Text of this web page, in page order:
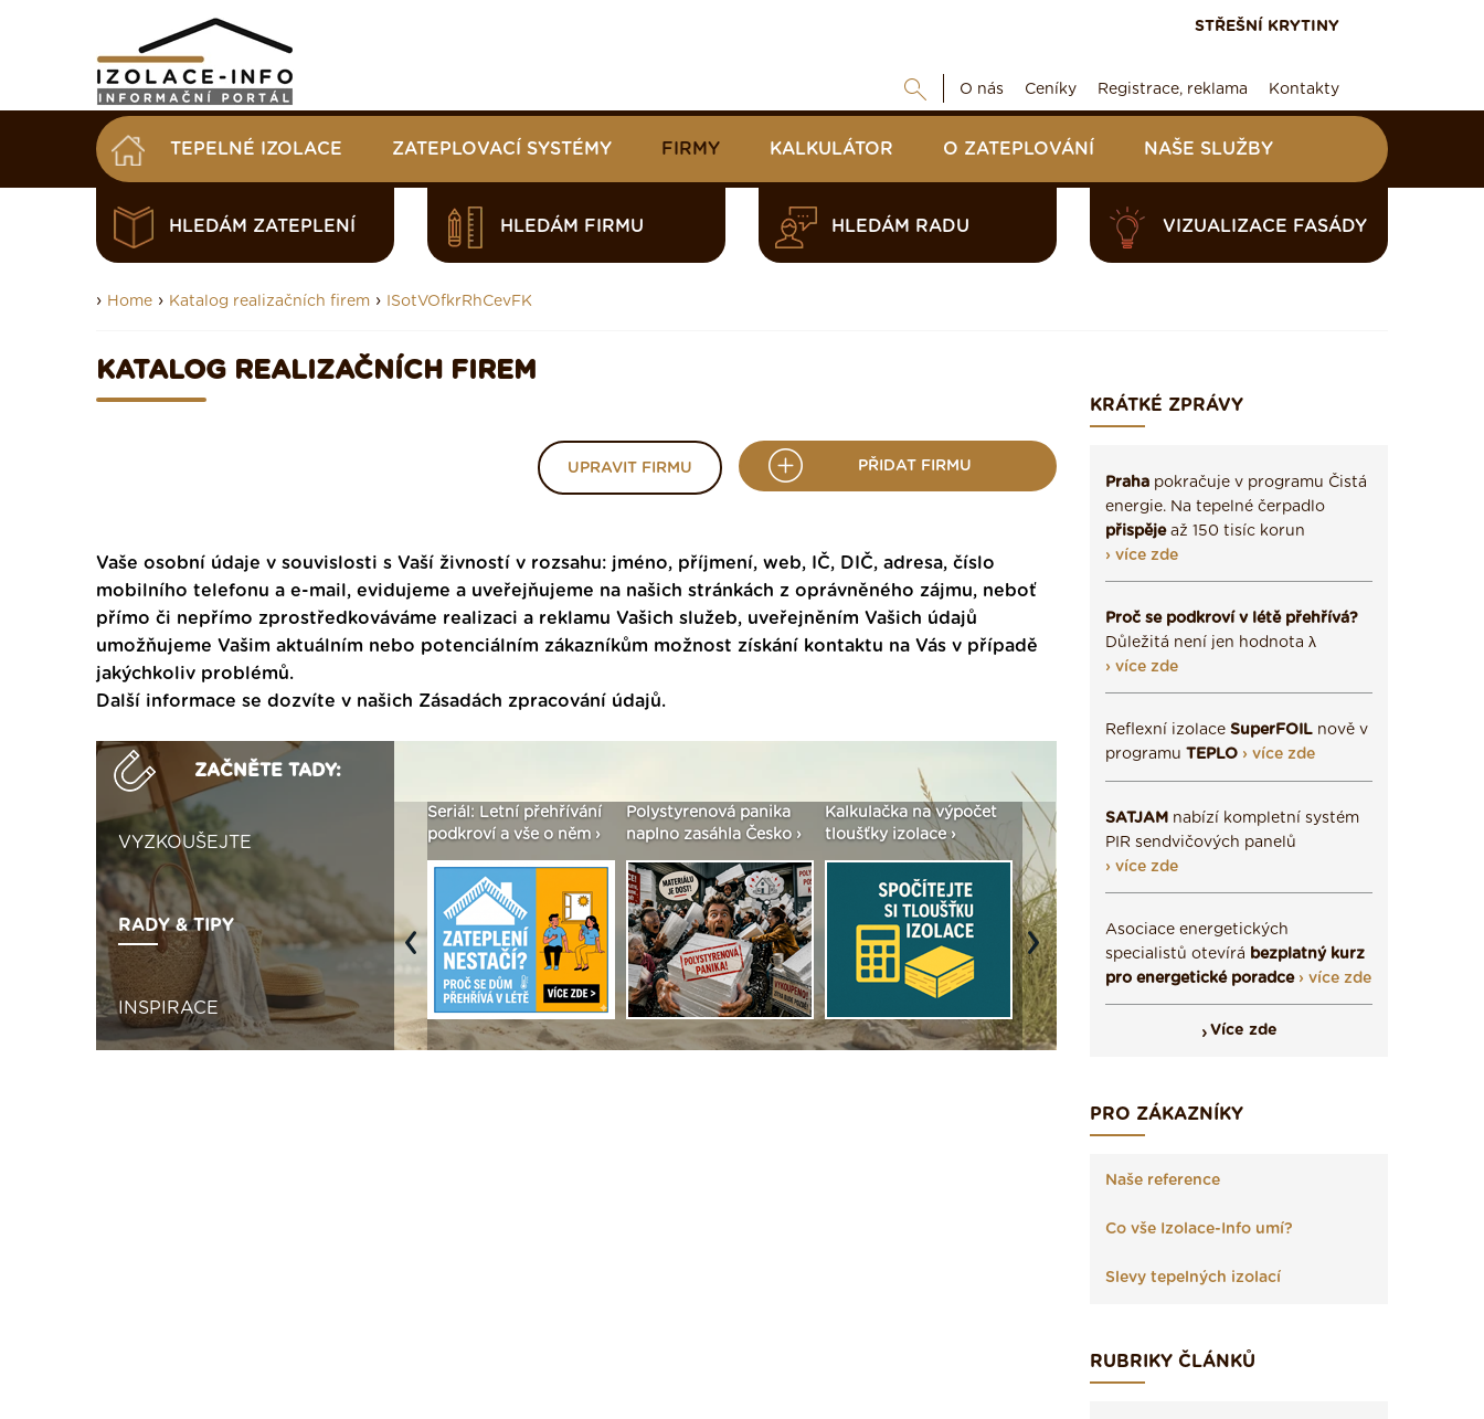
STŘEŠNÍ KRYTINY
O nás Ceníky Registrace, reklama Kontakty
TEPELNÉ IZOLACE ZATEPLOVACÍ SYSTÉMY FIRMY KALKULÁTOR O ZATEPLOVÁNÍ NAŠE SLUŽBY
HLEDÁM ZATEPLENÍ HLEDÁM FIRMU HLEDÁM RADU VIZUALIZACE FASÁDY
› Home › Katalog realizačních firem › ISotVOfkrRhCevFK
KATALOG REALIZAČNÍCH FIREM
UPRAVIT FIRMU PŘIDAT FIRMU
Vaše osobní údaje v souvislosti s Vaší živností v rozsahu: jméno, příjmení, web, IČ, DIČ, adresa, číslo
mobilního telefonu a e-mail, evidujeme a uveřejňujeme na našich stránkách z oprávněného zájmu, neboť
přímo či nepřímo zprostředkováváme realizaci a reklamu Vašich služeb, uveřejněním Vašich údajů
umožňujeme Vašim aktuálním nebo potenciálním zákazníkům možnost získání kontaktu na Vás v případě
jakýchkoliv problémů.
Další informace se dozvíte v našich Zásadách zpracování údajů.
ZAČNĚTE TADY:
VYZKOUŠEJTE
RADY & TIPY
INSPIRACE
Není polystyren? My ho
seženeme! ›
podkroví a vše o něm ›
Polystyrenová panika
naplno zasáhla Česko ›
Kalkulačka na výpočet
tloušťky izolace ›
Seriál: Fasády ETICS a
vše podstatné v kostce ›
Vyberte si izolaci a pak
ji tady klidně poptejte ›
Vytvořte si vizualizaci
fasády ›
Previous Next
KRÁTKÉ ZPRÁVY
Praha pokračuje v programu Čistá
energie. Na tepelné čerpadlo
přispějeaž 150 tisíc korun
› více zde
Proč se podkroví v létě přehřívá?
Důležitá není jen hodnota λ
› více zde
Reflexní izolace SuperFOIL nově v
programu TEPLO › více zde
SATJAM nabízí kompletní systém
PIR sendvičových panelů
› více zde
Asociace energetických
specialistů otevírá bezplatný kurz
pro energetické poradce › více zde
Více zde
PRO ZÁKAZNÍKY
Naše reference
Co vše Izolace-Info umí?
Slevy tepelných izolací
RUBRIKY ČLÁNKŮ